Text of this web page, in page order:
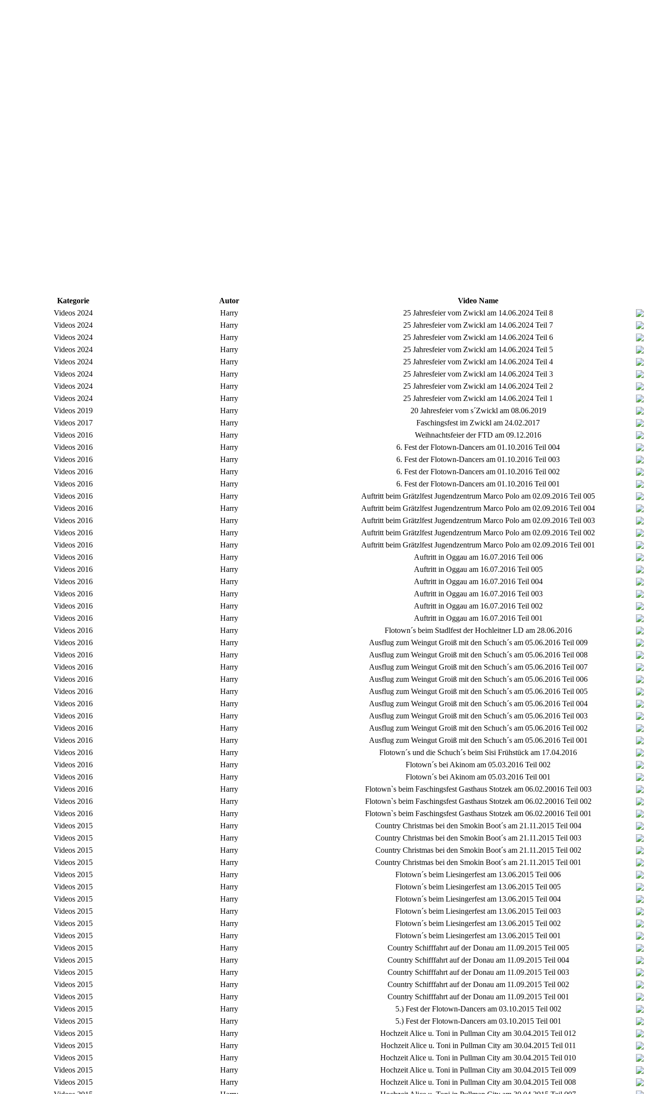
Kategorie Autor
Video Name
Videos 2024
Harry
25 Jahresfeier vom Zwickl am 14.06.2024 Teil 8
Videos 2024
Harry
25 Jahresfeier vom Zwickl am 14.06.2024 Teil 7
Videos 2024
Harry
25 Jahresfeier vom Zwickl am 14.06.2024 Teil 6
Videos 2024
Harry
25 Jahresfeier vom Zwickl am 14.06.2024 Teil 5
Videos 2024
Harry
25 Jahresfeier vom Zwickl am 14.06.2024 Teil 4
Videos 2024
Harry
25 Jahresfeier vom Zwickl am 14.06.2024 Teil 3
Videos 2024
Harry
25 Jahresfeier vom Zwickl am 14.06.2024 Teil 2
Videos 2024
Harry
25 Jahresfeier vom Zwickl am 14.06.2024 Teil 1
Videos 2019
Harry
20 Jahresfeier vom s´Zwickl am 08.06.2019
Videos 2017
Harry
Faschingsfest im Zwickl am 24.02.2017
Videos 2016
Harry
Weihnachtsfeier der FTD am 09.12.2016
Videos 2016
Harry
6. Fest der Flotown-Dancers am 01.10.2016 Teil 004
Videos 2016
Harry
6. Fest der Flotown-Dancers am 01.10.2016 Teil 003
Videos 2016
Harry
6. Fest der Flotown-Dancers am 01.10.2016 Teil 002
Videos 2016
Harry
6. Fest der Flotown-Dancers am 01.10.2016 Teil 001
Videos 2016
Harry
Auftritt beim Grätzlfest Jugendzentrum Marco Polo am 02.09.2016 Teil 005
Videos 2016
Harry
Auftritt beim Grätzlfest Jugendzentrum Marco Polo am 02.09.2016 Teil 004
Videos 2016
Harry
Auftritt beim Grätzlfest Jugendzentrum Marco Polo am 02.09.2016 Teil 003
Videos 2016
Harry
Auftritt beim Grätzlfest Jugendzentrum Marco Polo am 02.09.2016 Teil 002
Videos 2016
Harry
Auftritt beim Grätzlfest Jugendzentrum Marco Polo am 02.09.2016 Teil 001
Videos 2016
Harry
Auftritt in Oggau am 16.07.2016 Teil 006
Videos 2016
Harry
Auftritt in Oggau am 16.07.2016 Teil 005
Videos 2016
Harry
Auftritt in Oggau am 16.07.2016 Teil 004
Videos 2016
Harry
Auftritt in Oggau am 16.07.2016 Teil 003
Videos 2016
Harry
Auftritt in Oggau am 16.07.2016 Teil 002
Videos 2016
Harry
Auftritt in Oggau am 16.07.2016 Teil 001
Videos 2016
Harry
Flotown´s beim Stadlfest der Hochleitner LD am 28.06.2016
Videos 2016
Harry
Ausflug zum Weingut Groiß mit den Schuch´s am 05.06.2016 Teil 009
Videos 2016
Harry
Ausflug zum Weingut Groiß mit den Schuch´s am 05.06.2016 Teil 008
Videos 2016
Harry
Ausflug zum Weingut Groiß mit den Schuch´s am 05.06.2016 Teil 007
Videos 2016
Harry
Ausflug zum Weingut Groiß mit den Schuch´s am 05.06.2016 Teil 006
Videos 2016
Harry
Ausflug zum Weingut Groiß mit den Schuch´s am 05.06.2016 Teil 005
Videos 2016
Harry
Ausflug zum Weingut Groiß mit den Schuch´s am 05.06.2016 Teil 004
Videos 2016
Harry
Ausflug zum Weingut Groiß mit den Schuch´s am 05.06.2016 Teil 003
Videos 2016
Harry
Ausflug zum Weingut Groiß mit den Schuch´s am 05.06.2016 Teil 002
Videos 2016
Harry
Ausflug zum Weingut Groiß mit den Schuch´s am 05.06.2016 Teil 001
Videos 2016
Harry
Flotown´s und die Schuch´s beim Sisi Frühstück am 17.04.2016
Videos 2016
Harry
Flotown´s bei Akinom am 05.03.2016 Teil 002
Videos 2016
Harry
Flotown´s bei Akinom am 05.03.2016 Teil 001
Videos 2016
Harry
Flotown`s beim Faschingsfest Gasthaus Stotzek am 06.02.20016 Teil 003
Videos 2016
Harry
Flotown`s beim Faschingsfest Gasthaus Stotzek am 06.02.20016 Teil 002
Videos 2016
Harry
Flotown`s beim Faschingsfest Gasthaus Stotzek am 06.02.20016 Teil 001
Videos 2015
Harry
Country Christmas bei den Smokin Boot´s am 21.11.2015 Teil 004
Videos 2015
Harry
Country Christmas bei den Smokin Boot´s am 21.11.2015 Teil 003
Videos 2015
Harry
Country Christmas bei den Smokin Boot´s am 21.11.2015 Teil 002
Videos 2015
Harry
Country Christmas bei den Smokin Boot´s am 21.11.2015 Teil 001
Videos 2015
Harry
Flotown´s beim Liesingerfest am 13.06.2015 Teil 006
Videos 2015
Harry
Flotown´s beim Liesingerfest am 13.06.2015 Teil 005
Videos 2015
Harry
Flotown´s beim Liesingerfest am 13.06.2015 Teil 004
Videos 2015
Harry
Flotown´s beim Liesingerfest am 13.06.2015 Teil 003
Videos 2015
Harry
Flotown´s beim Liesingerfest am 13.06.2015 Teil 002
Videos 2015
Harry
Flotown´s beim Liesingerfest am 13.06.2015 Teil 001
Videos 2015
Harry
Country Schifffahrt auf der Donau am 11.09.2015 Teil 005
Videos 2015
Harry
Country Schifffahrt auf der Donau am 11.09.2015 Teil 004
Videos 2015
Harry
Country Schifffahrt auf der Donau am 11.09.2015 Teil 003
Videos 2015
Harry
Country Schifffahrt auf der Donau am 11.09.2015 Teil 002
Videos 2015
Harry
Country Schifffahrt auf der Donau am 11.09.2015 Teil 001
Videos 2015
Harry
5.) Fest der Flotown-Dancers am 03.10.2015 Teil 002
Videos 2015
Harry
5.) Fest der Flotown-Dancers am 03.10.2015 Teil 001
Videos 2015
Harry
Hochzeit Alice u. Toni in Pullman City am 30.04.2015 Teil 012
Videos 2015
Harry
Hochzeit Alice u. Toni in Pullman City am 30.04.2015 Teil 011
Videos 2015
Harry
Hochzeit Alice u. Toni in Pullman City am 30.04.2015 Teil 010
Videos 2015
Harry
Hochzeit Alice u. Toni in Pullman City am 30.04.2015 Teil 009
Videos 2015
Harry
Hochzeit Alice u. Toni in Pullman City am 30.04.2015 Teil 008